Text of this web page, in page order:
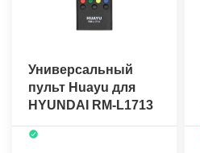
Универсальный
пульт Huayu для
HYUNDAI RM-L1713
(корпус JX-C005)
(без голоса)